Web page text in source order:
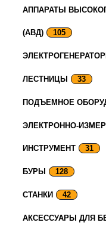
АППАРАТЫ
(АВД) 105
ЛЕСТНИЦЫ 33
ПОДЪЕМНОЕ
ЭЛЕКТРОННО-
ИНСТРУМЕНТ 31
БУРЫ 128
СТАНКИ 42
АКСЕССУАРЫ ДЛЯ